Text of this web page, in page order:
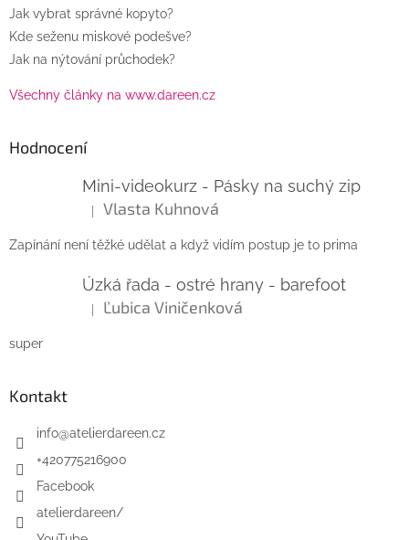
Jak vybrat správné kopyto?
Kde seženu miskové podešve?
Jak na nýtování průchodek?
Všechny články na www.dareen.cz
Hodnocení
Mini-videokurz - Pásky na suchý zip
Hodnocení produktu je 5 z 5 hvězdiček.
Vlasta Kuhnová
Zapínání není těžké udělat a když vidím postup je to prima
Úzká řada - ostré hrany - barefoot
Hodnocení produktu je 5 z 5 hvězdiček.
Ľubica Viničenková
super
Kontakt
info@atelierdareen.cz
+420775216900
Facebook
atelierdareen/